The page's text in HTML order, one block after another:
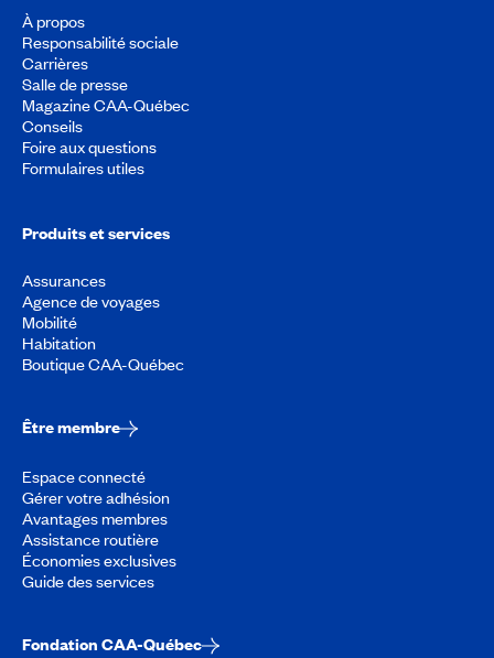
À propos
Responsabilité sociale
Carrières
Salle de presse
Magazine CAA-Québec
Conseils
Foire aux questions
Formulaires utiles
Produits et services
Assurances
Agence de voyages
Mobilité
Habitation
Boutique CAA-Québec
Être membre
Espace connecté
Gérer votre adhésion
Avantages membres
Assistance routière
Économies exclusives
Guide des services
Fondation CAA-Québec